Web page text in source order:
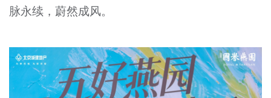
脉永续，蔚然成风。